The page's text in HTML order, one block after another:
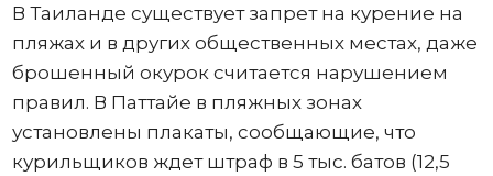
В Таиланде существует запрет на курение на
пляжах и в других общественных местах, даже
брошенный окурок считается нарушением
правил. В Паттайе в пляжных зонах
установлены плакаты, сообщающие, что
курильщиков ждет штраф в 5 тыс. батов (12,5